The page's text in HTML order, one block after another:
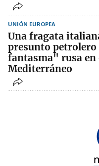
UNIÓN EUROPEA
Una fragata
presunto
fantasma" rusa en
Mediterráneo